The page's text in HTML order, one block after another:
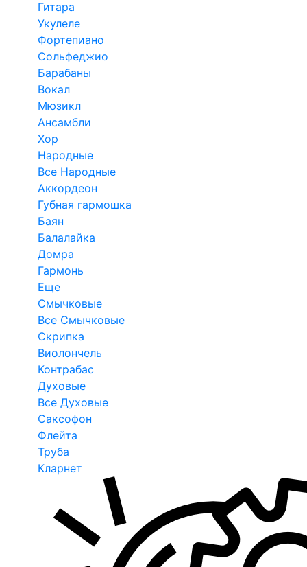
Гитара
Укулеле
Фортепиано
Сольфеджио
Барабаны
Вокал
Мюзикл
Ансамбли
Хор
Народные
Все Народные
Аккордеон
Губная гармошка
Баян
Балалайка
Домра
Гармонь
Еще
Смычковые
Все Смычковые
Скрипка
Виолончель
Контрабас
Духовые
Все Духовые
Саксофон
Флейта
Труба
Кларнет